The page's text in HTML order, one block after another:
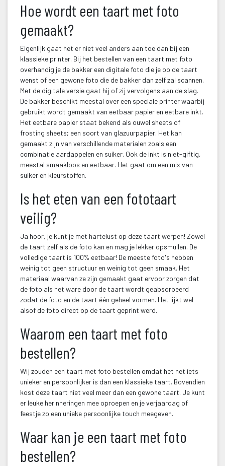
Hoe wordt een taart met foto
gemaakt?
Eigenlijk gaat het er niet veel anders aan toe dan bij een
klassieke printer. Bij het bestellen van een taart met foto
overhandig je de bakker een digitale foto die je op de taart
wenst of een gewone foto die de bakker dan zelf zal scannen.
Met de digitale versie gaat hij of zij vervolgens aan de slag.
De bakker beschikt meestal over een speciale printer waarbij
gebruikt wordt gemaakt van eetbaar papier en eetbare inkt.
Het eetbare papier staat bekend als ouwel sheets of
frosting sheets; een soort van glazuurpapier. Het kan
gemaakt zijn van verschillende materialen zoals een
combinatie aardappelen en suiker. Ook de inkt is niet-giftig,
meestal smaakloos en eetbaar. Het gaat om een mix van
uiker en kleurstoffen.
Is het eten van een fototaart
veilig?
Ja hoor, je kunt je met hartelust op deze taart werpen! Zowel
de taart zelf als de foto kan en mag je lekker opsmullen. De
volledige taart is 100% eetbaar! De meeste foto's hebben
weinig tot geen structuur en weinig tot geen smaak. Het
materiaal waarvan ze zijn gemaakt gaat ervoor zorgen dat
de foto als het ware door de taart wordt geabsorbeerd
zodat de foto en de taart één geheel vormen. Het lijkt wel
alsof de foto direct op de taart geprint werd.
Waarom een taart met foto
bestellen?
Wij zouden een taart met foto bestellen omdat het net iets
unieker en persoonlijker is dan een klassieke taart. Bovendien
kost deze taart niet veel meer dan een gewone taart. Je kunt
er leuke herinneringen mee oproepen en je verjaardag of
feestje zo een unieke persoonlijke touch meegeven.
Waar kan je een taart met foto
bestellen?